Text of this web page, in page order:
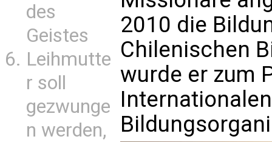
des
Geistes
Leihmutte
r soll
gezwunge
n werden,
2010 die
Chilenischen
wurde er zum